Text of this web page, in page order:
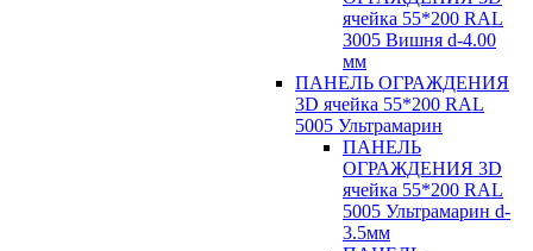
ячейка 55*200 RAL
3005 Вишня d-4.00
мм
ПАНЕЛЬ ОГРАЖДЕНИЯ
3D ячейка 55*200 RAL
5005 Ультрамарин
ПАНЕЛЬ
ОГРАЖДЕНИЯ 3D
ячейка 55*200 RAL
5005 Ультрамарин d-
3.5мм